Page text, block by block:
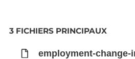
3 FICHIERS PRINCIPAUX
employment-change-